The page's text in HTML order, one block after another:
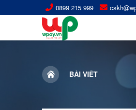
0899 215 999
BÀI VIẾT